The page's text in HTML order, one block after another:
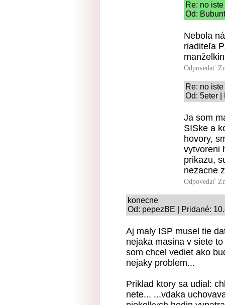
Re: no iste
Od:
Nebola
riaditeľa
Odpovedať
Re: no iste
Od: 5eter |
Ja som
SISke a
hovory,
vytvoreni
prikazu,
nezacne
Odpovedať
konecne
Od: pepezBE | Pridané:
Aj maly ISP musel tie
nejaka masina v siete
som chcel vediet ako
nejaky problem...
Priklad ktory sa udial:
nete... ...vdaka